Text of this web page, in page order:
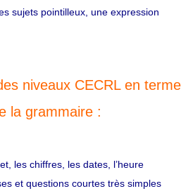
sujets pointilleux, une expression
niveaux CECRL en terme
la grammaire :
les chiffres, les dates, l’heure
et questions courtes très simples